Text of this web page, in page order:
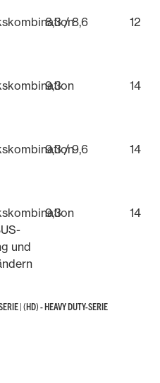
8,3 / 8,6 12
9,3 14
9,3 / 9,6 14
und
9,3 14
| (HD) - HEAVY DUTY-SERIE
| (HD) - HEAVY DUTY-SERIE